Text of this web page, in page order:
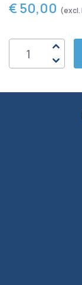
€ 50,00